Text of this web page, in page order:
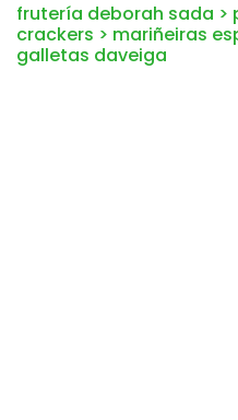
frutería deborah sada >
crackers > mariñeiras
galletas daveiga